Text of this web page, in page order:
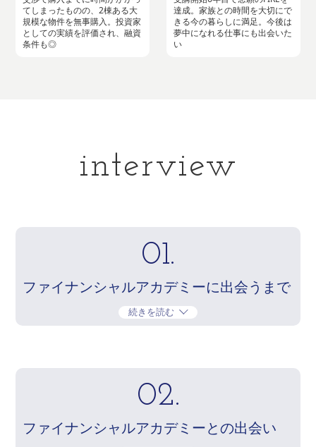
てしまったものの、2棟ある大
規模な物件を無事購入。投資家
としての実績を評価され、融資
条件も◎
達成。家族との時間を大切にで
きる今の暮らしに満足。今後は
夢中になれる仕事にも出会いた
い
interview
01.
ファイナンシャルアカデミーに出会うまで
続きを読む
02.
ファイナンシャルアカデミーとの出会い